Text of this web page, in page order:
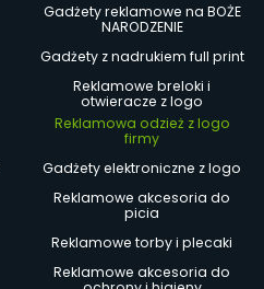
Gadżety reklamowe na BOŻE
NARODZENIE
Gadżety z nadrukiem full print
Reklamowe breloki i
otwieracze z logo
Reklamowa odzież z logo
firmy
Gadżety elektroniczne z logo
Reklamowe akcesoria do
picia
Reklamowe torby i plecaki
Reklamowe akcesoria do